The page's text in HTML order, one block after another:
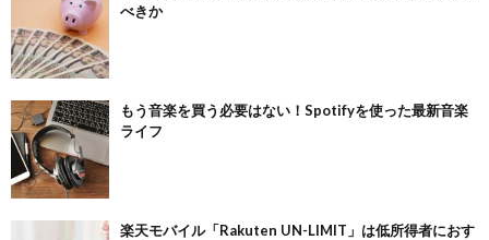
べきか
もう音楽を買う必要はない！Spotifyを使った最新音楽
ライフ
楽天モバイル「Rakuten UN-LIMIT」は低所得者におす